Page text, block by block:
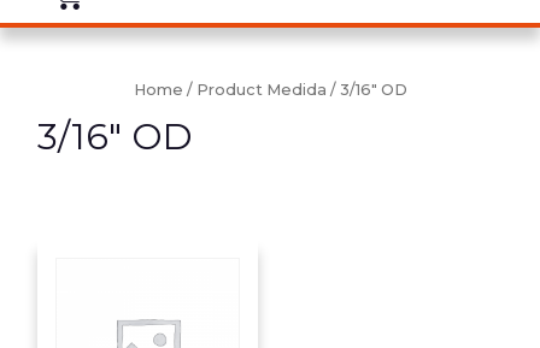
Home / Product Medida / 3/16" OD
3/16" OD